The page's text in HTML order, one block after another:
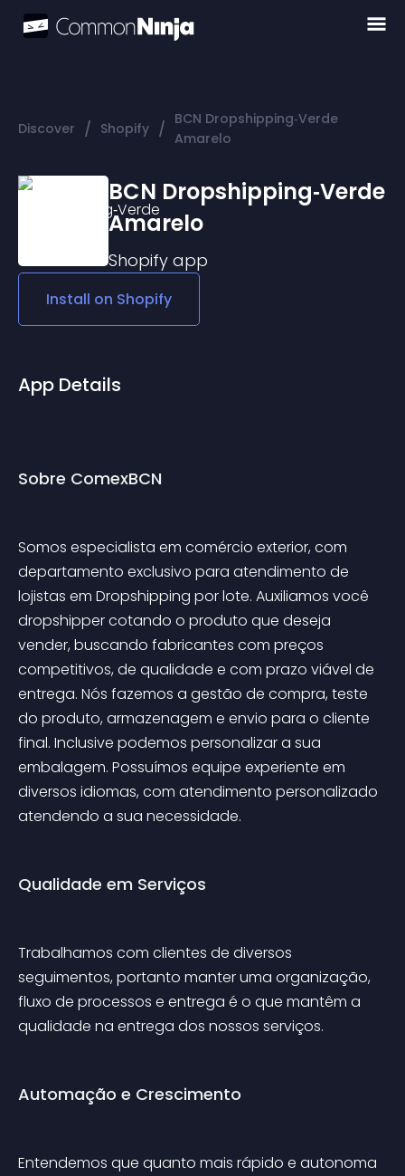
Discover / Shopify / BCN Dropshipping‑Verde
Amarelo
BCN Dropshipping‑Verde
Amarelo
Shopify app
Install on Shopify
App Details
Sobre ComexBCN
Somos especialista em comércio exterior, com
departamento exclusivo para atendimento de
lojistas em Dropshipping por lote. Auxiliamos você
dropshipper cotando o produto que deseja
vender, buscando fabricantes com preços
competitivos, de qualidade e com prazo viável de
entrega. Nós fazemos a gestão de compra, teste
do produto, armazenagem e envio para o cliente
final. Inclusive podemos personalizar a sua
embalagem. Possuímos equipe experiente em
diversos idiomas, com atendimento personalizado
atendendo a sua necessidade.
Qualidade em Serviços
Trabalhamos com clientes de diversos
seguimentos, portanto manter uma organização,
fluxo de processos e entrega é o que mantêm a
qualidade na entrega dos nossos serviços.
Automação e Crescimento
Entendemos que quanto mais rápido e autonoma